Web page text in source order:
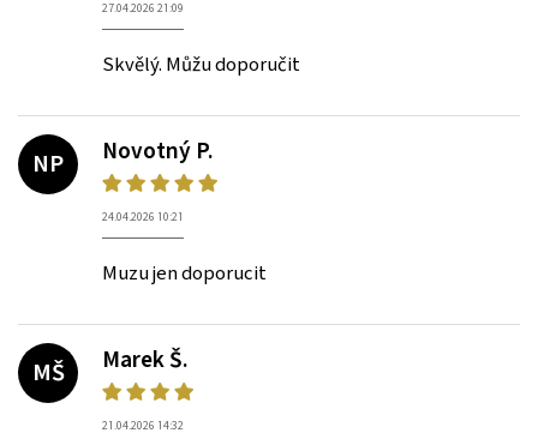
27.04.2026 21:09
Skvělý. Můžu doporučit
NP
Novotný P.
24.04.2026 10:21
Muzu jen doporucit
MŠ
Marek Š.
21.04.2026 14:32